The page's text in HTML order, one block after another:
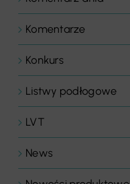
Komentarze
Konkurs
Listwy podłogowe
LVT
News